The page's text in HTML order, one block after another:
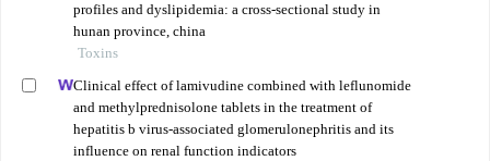
profiles and dyslipidemia: a cross-sectional study in
hunan province, china
Toxins
Clinical effect of lamivudine combined with leflunomide
and methylprednisolone tablets in the treatment of
hepatitis b virus-associated glomerulonephritis and its
influence on renal function indicators